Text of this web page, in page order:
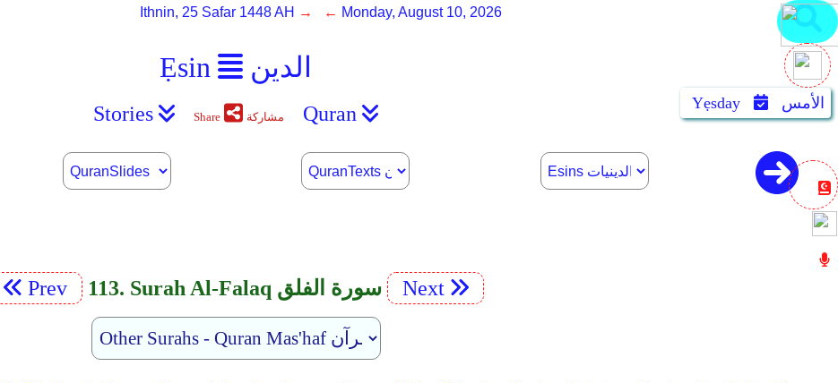
Ẹsin الدين
Ithnin, 25 Safar 1448 AH → ← Monday, August 10, 2026
Yẹsday الأمس Stories Share مشاركة Quran
Prev 113. Surah Al-Falaq سورة الفلق Next